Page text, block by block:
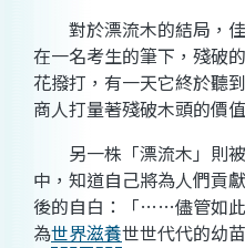
對於漂流木的結局，佳
在一名考生的筆下，殘破
花撥打，有一天它終於聽
商人打量著殘破木頭的價
另一株「漂流木」則被
中，知道自己將為人們貢
後的自白：「……儘管如此
為世界滋養世世代代的幼